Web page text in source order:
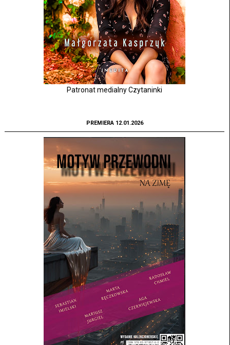
Patronat medialny Czytaninki
PREMIERA 12.01.2026